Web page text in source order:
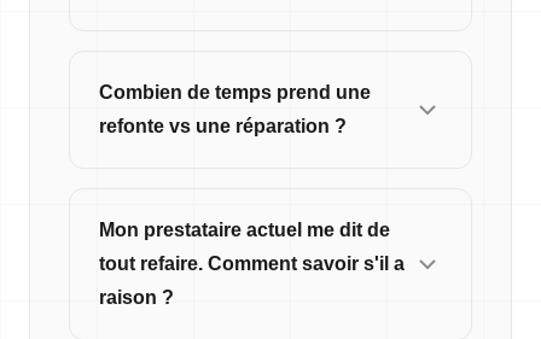
Combien de temps prend une
refonte vs une réparation ?
Mon prestataire actuel me dit de
tout refaire. Comment savoir s'il a
raison ?